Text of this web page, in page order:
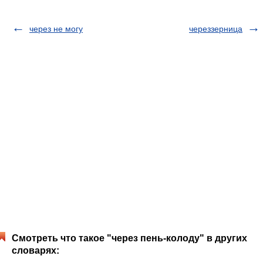
через не могу череззерница
Смотреть что такое "через пень-колоду" в других
словарях: